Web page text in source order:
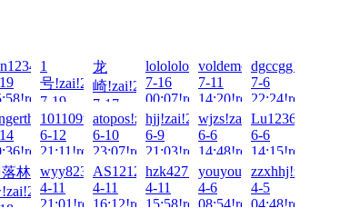
1
号!zai!2026-
7-19
13:08!read!
龙
崎!zai!2026-
7-17
20:31!read!
lolololo!zai!2026-
7-16
00:07!read!
voldemort!zai!2026-
7-11
14:20!read!
dgccgg!zai!2026-
7-6
22:24!read!
101109tt!zai!2026-
6-12
21:11!read!
atopos!zai!2026-
6-10
23:07!read!
hjj!zai!2026-
6-9
21:03!read!
wjzs!zai!2026-
6-6
14:48!read!
6-6
14:15!read!
林 wyy8236!zai!2026-
4-11
21:01!read!
AS1212!zai!2026-
4-11
16:12!read!
hzk427!zai!2026-
4-11
15:58!read!
youyouyou!zai!2026-
4-6
08:54!read!
zzxhhj!zai!2026-
4-5
04:48!read!